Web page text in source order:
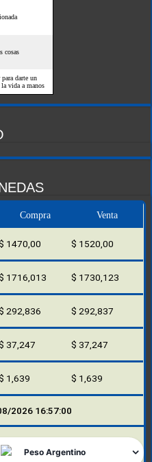
Compra Venta
1470,00 $ 1520,00
1716,013 $ 1730,123
292,836 $ 292,837
37,247 $ 37,247
1,639 $ 1,639
2026 16:57:00